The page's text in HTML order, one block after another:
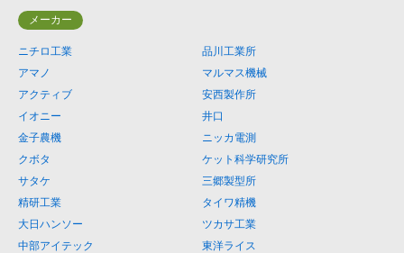
メーカー
ニチロ工業
品川工業所
アマノ
マルマス機械
アクティブ
安西製作所
イオニー
井口
金子農機
ニッカ電測
クボタ
ケット科学研究所
サタケ
三郷製型所
精研工業
タイワ精機
大日ハンソー
ツカサ工業
中部アイテック
東洋ライス